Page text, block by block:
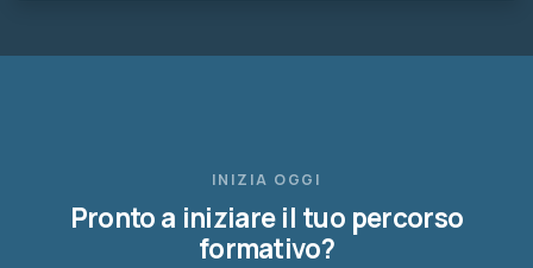
INIZIA OGGI
Pronto a iniziare il tuo percorso
formativo?